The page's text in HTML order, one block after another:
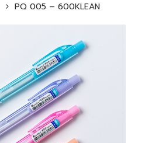
PQ 005 – 600KLEAN